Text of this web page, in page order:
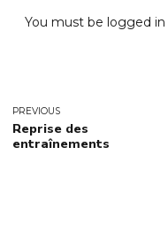
You must be logged in
PREVIOUS
Reprise des
entraînements